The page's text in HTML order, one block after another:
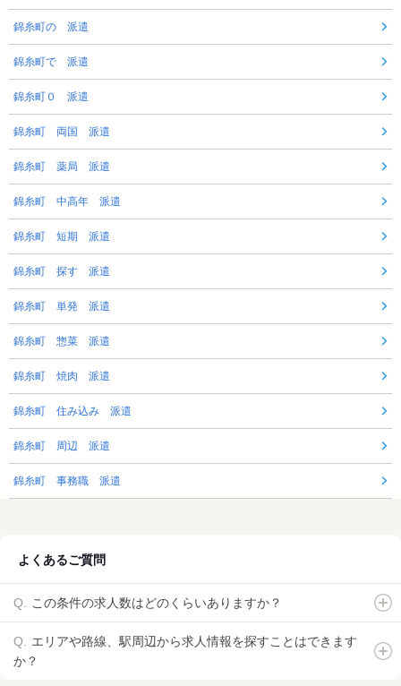
錦糸町の 派遣
錦糸町で 派遣
錦糸町０ 派遣
錦糸町 両国 派遣
錦糸町 薬局 派遣
錦糸町 中高年 派遣
錦糸町 短期 派遣
錦糸町 探す 派遣
錦糸町 単発 派遣
錦糸町 惣菜 派遣
錦糸町 焼肉 派遣
錦糸町 住み込み 派遣
錦糸町 周辺 派遣
錦糸町 事務職 派遣
よくあるご質問
この条件の求人数はどのくらいありますか？
エリアや路線、駅周辺から求人情報を探すことはできます
か？